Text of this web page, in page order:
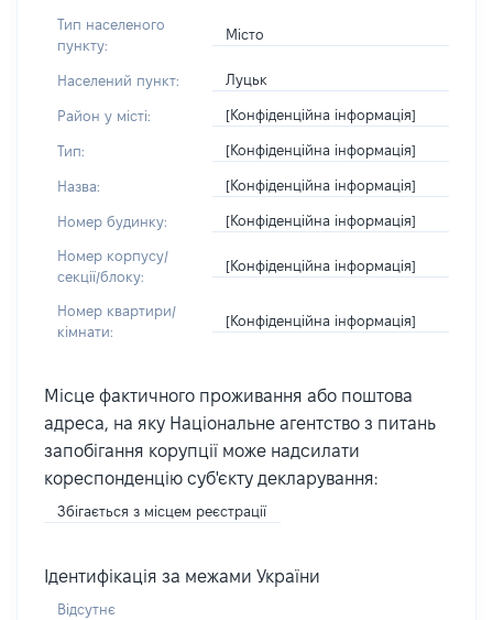
Тип населеного
пункту:
Місто
Населений пункт: Луцьк
Район у місті: [Конфіденційна інформація]
Тип: [Конфіденційна інформація]
Назва: [Конфіденційна інформація]
Номер будинку: [Конфіденційна інформація]
Номер корпусу/
секції/блоку:
[Конфіденційна інформація]
Номер квартири/
кімнати:
[Конфіденційна інформація]
Місце фактичного проживання або поштова
адреса, на яку Національне агентство з питань
запобігання корупції може надсилати
кореспонденцію суб'єкту декларування:
Збігається з місцем реєстрації
Ідентифікація за межами України
Відсутнє